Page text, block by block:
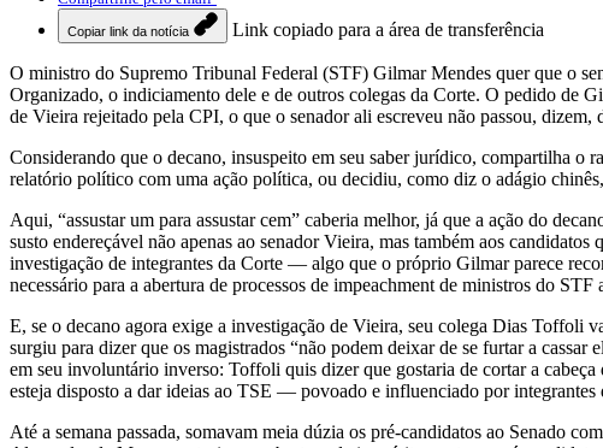
Copiar link da notícia Link copiado para a área de transferência
O ministro do Supremo Tribunal Federal (STF) Gilmar Mendes quer que o
Organizado, o indiciamento dele e de outros colegas da Corte. O pedido de
de Vieira rejeitado pela CPI, o que o senador ali escreveu não passou,
Considerando que o decano, insuspeito em seu saber jurídico, compartilha o
relatório político com uma ação política, ou decidiu, como diz o adágio chinês,
Aqui, “assustar um para assustar cem” caberia melhor, já que a ação do
susto endereçável não apenas ao senador Vieira, mas também aos
investigação de integrantes da Corte — algo que o próprio Gilmar parece
necessário para a abertura de processos de impeachment de ministros do STF
E, se o decano agora exige a investigação de Vieira, seu colega Dias Toffoli
surgiu para dizer que os magistrados “não podem deixar de se furtar a
em seu involuntário inverso: Toffoli quis dizer que gostaria de cortar a
esteja disposto a dar ideias ao TSE — povoado e influenciado por integrantes
Até a semana passada, somavam meia dúzia os pré-candidatos ao Senado